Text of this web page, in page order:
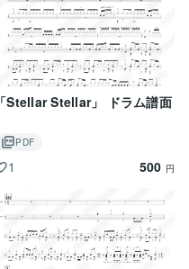
「Stellar Stellar」 ドラム譜面
PDF
1 500 円